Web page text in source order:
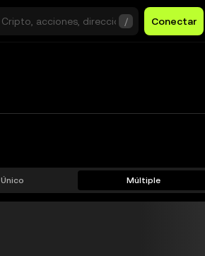
/ Conectar
Único Múltiple